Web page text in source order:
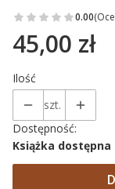
0.00
Cena
45,00 zł
Ilość
szt.
Dostępność:
Książka dostępna